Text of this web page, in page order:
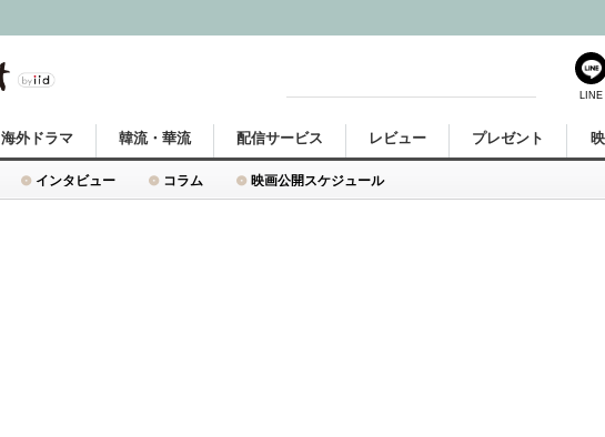
インタビュー コラム 映画公開スケジュール
海外ドラマ 韓流・華流 配信サービス レビュー プレゼント
LINE